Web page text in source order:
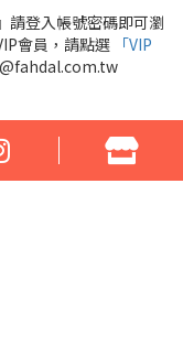
請登入帳號密碼即可瀏
會員，請點選 「VIP